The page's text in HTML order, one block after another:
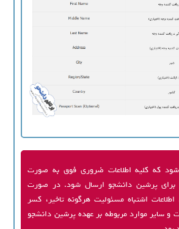
که کليه اطلاعات ضروری فوق به صورت
پرشين دانشجو ارسال شود. در صورت
اطلاعات اشتباه مسئوليت هرگونه تاخير، کسر
و ساير موارد مربوطه بر عهده پرشين دانشجو